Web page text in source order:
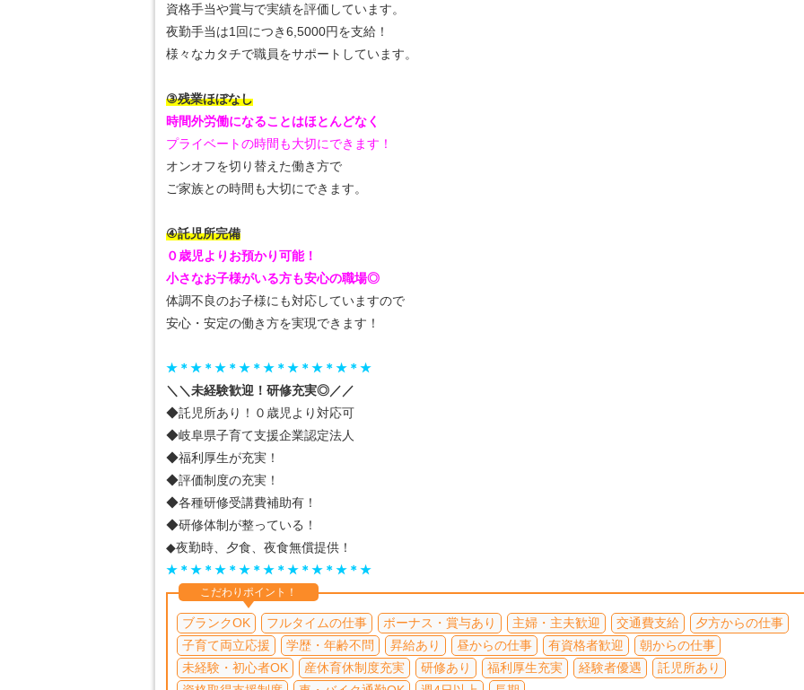
資格手当や賞与で実績を評価しています。
夜勤手当は1回につき6,5000円を支給！
様々なカタチで職員をサポートしています。
③残業ほぼなし
時間外労働になることはほとんどなく
プライベートの時間も大切にできます！
オンオフを切り替えた働き方で
ご家族との時間も大切にできます。
④託児所完備
０歳児よりお預かり可能！
小さなお子様がいる方も安心の職場◎
体調不良のお子様にも対応していますので
安心・安定の働き方を実現できます！
★＊★＊★＊★＊★＊★＊★＊★＊★
＼＼未経験歓迎！研修充実◎／／
◆託児所あり！０歳児より対応可
◆岐阜県子育て支援企業認定法人
◆福利厚生が充実！
◆評価制度の充実！
◆各種研修受講費補助有！
◆研修体制が整っている！
◆夜勤時、夕食、夜食無償提供！
★＊★＊★＊★＊★＊★＊★＊★＊★
こだわりポイント！
ブランクOK フルタイムの仕事 ボーナス・賞与あり 主婦・主夫歓迎 交通費支給
夕方からの仕事
子育て両立応援
学歴・年齢不問 昇給あり 昼からの仕事 有資格者歓迎
朝からの仕事
未経験・初心者OK
産休育休制度充実 研修あり 福利厚生充実 経験者優遇
託児所あり